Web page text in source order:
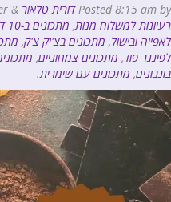
Posted8:15 am by דורית טלאור &
רעיונות למשלוח מנות, מתכונים ב-10 דקות
לאפייה ובישול, מתכונים בצ'יק צ'ק,
לפינגר-פוד, מתכונים צמחוניים,
בונבונים, מתכונים עם שימרית.